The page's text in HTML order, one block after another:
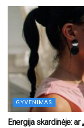
GYVENIMAS
Energija skardinėje: